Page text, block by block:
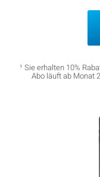
¹ Sie erhalten 10%
Abo läuft ab Monat